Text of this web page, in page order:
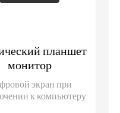
планшет
монитор
экран при
к компьютеру